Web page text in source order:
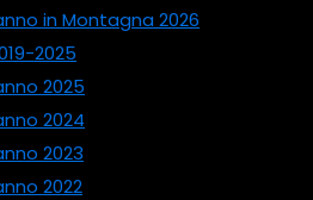
in Montagna 2026
2025
2025
2024
2023
2022